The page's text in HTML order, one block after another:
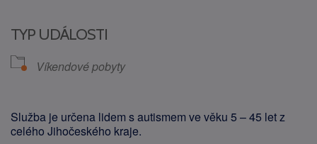
TYP UDÁLOSTI
Víkendové pobyty
Služba je určena lidem s autismem ve věku 5 – 45 let z
celého Jihočeského kraje.